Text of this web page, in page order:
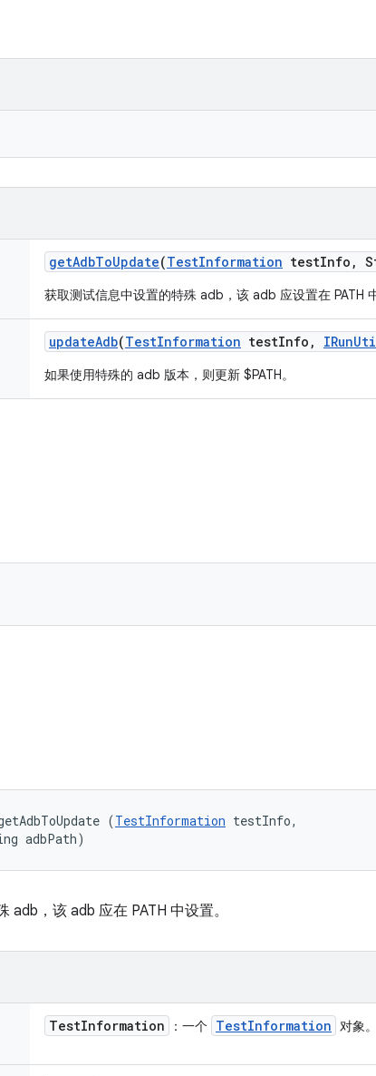
getAdbToUpdate(TestInformation testInfo ,
获取测试信息中设置的特殊 adb，该 adb 应设置在 PATH 中
updateAdb(TestInformation testInfo , IRun
如果使用特殊的 adb 版本，则更新 $PATH。
(TestInformation testInfo,
adbPath)
adb，该 adb 应在 PATH 中设置。
TestInformation ：一个 TestInformation 对象。